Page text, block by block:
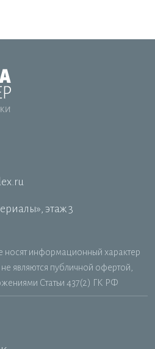
Вашего дома.
плитки, а также
Вы можете быть
этаж 3
носят информационный характер
являются публичной офертой,
Статьи 437(2) ГК РФ